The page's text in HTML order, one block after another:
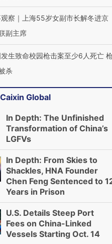
观察｜上海55岁女副市长解冬进京
副主席
生致命校园枪击案至少6人死亡
杀
Global
In Depth: The Unfinished
Transformation of China’s
LGFVs
In Depth: From Skies to
Shackles, HNA Founder
Chen Feng Sentenced to
Years in Prison
U.S. Details Steep Port
Fees on China-Linked
Vessels Starting Oct. 14